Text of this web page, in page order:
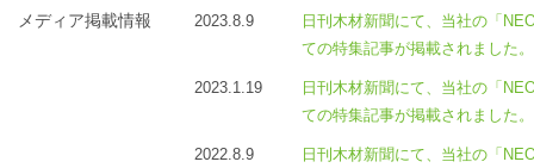
メディア掲載情報 2023.8.9
日刊木材新聞にて、当社の「
ての特集記事が掲載されました。
2023.1.19
日刊木材新聞にて、当社の「
ての特集記事が掲載されました。
2022.8.9
日刊木材新聞にて、当社の「